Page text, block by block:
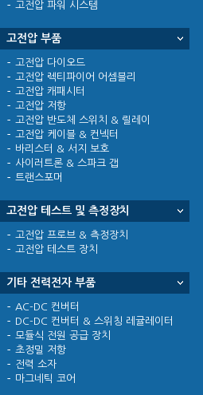
고전압 파워 시스템
고전압 부품
고전압 다이오드
고전압 렉티파이어 어셈블리
고전압 캐패시터
고전압 저항
고전압 반도체 스위치 & 릴레이
고전압 케이블 & 컨넥터
바리스터 & 서지 보호
사이러트론 & 스파크 갭
트랜스포머
고전압 테스트 및 측정장치
고전압 프로브 & 측정장치
고전압 테스트 장치
기타 전력전자 부품
AC-DC 컨버터
DC-DC 컨버터 & 스위칭 레귤레이터
모듈식 전원 공급 장치
초정밀 저항
전력 소자
마그네틱 코어